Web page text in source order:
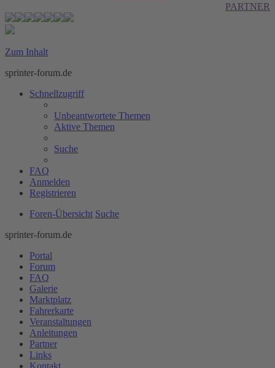
PARTNER
Zum Inhalt
sprinter-forum.de
Schnellzugriff
Unbeantwortete Themen
Aktive Themen
Suche
FAQ
Anmelden
Registrieren
Foren-Übersicht Suche
sprinter-forum.de
Portal
Forum
FAQ
Galerie
Marktplatz
Fahrerkarte
Veranstaltungen
Anleitungen
Partner
Links
Kontakt